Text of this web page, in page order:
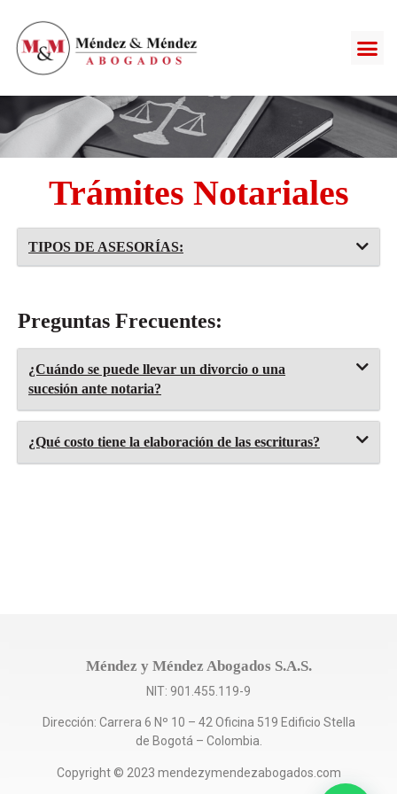
Trámites Notariales
TIPOS DE ASESORÍAS:
Preguntas Frecuentes:
¿Cuándo se puede llevar un divorcio o una
sucesión ante notaria?
¿Qué costo tiene la elaboración de las escrituras?
Méndez y Méndez Abogados S.A.S.
NIT: 901.455.119-9
Dirección: Carrera 6 Nº 10 – 42 Oficina 519 Edificio Stella
de Bogotá – Colombia.
Copyright © 2023 mendezymendezabogados.com